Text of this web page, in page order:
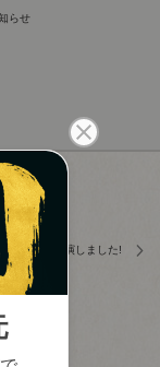
らせ
ラス」に出演しました!